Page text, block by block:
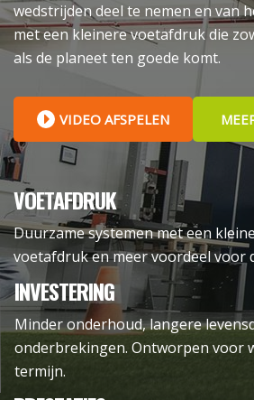
wedstrijden deel te nemen en van
met een kleinere voetafdruk die
als de planeet ten goede komt.
VIDEO AFSPELEN
VOETAFDRUK
Duurzame systemen met een
voetafdruk en meer voordeel voor
INVESTERING
Minder onderhoud, langere
onderbrekingen. Ontworpen voor
termijn.